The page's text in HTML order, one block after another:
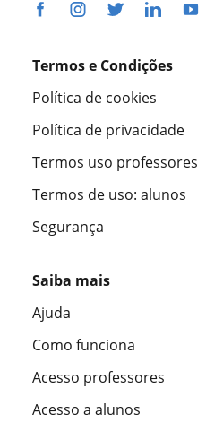
Termos e Condições
Política de cookies
Política de privacidade
Termos uso professores
Termos de uso: alunos
Segurança
Saiba mais
Ajuda
Como funciona
Acesso professores
Acesso a alunos